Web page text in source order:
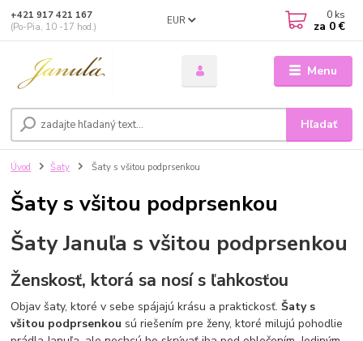
Menu
EUR
Hľadať
+421 917 421 167
(Po-Pia, 10 -17 hod.)
0 ks
za 0 €
Úvod Šaty Šaty s všitou podprsenkou
Šaty s všitou podprsenkou
Šaty Januľa s všitou podprsenkou
Ženskosť, ktorá sa nosí s ľahkosťou
Objav šaty, ktoré v sebe spájajú krásu a praktickosť.Šaty s
všitou podprsenkou sú riešením pre ženy, ktoré milujú pohodlie